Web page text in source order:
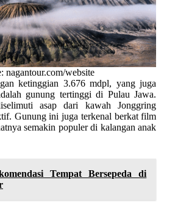
nagantour.com/website
ketinggian 3.676 mdpl, yang juga
gunung tertinggi di Pulau Jawa.
asap dari kawah Jonggring
Gunung ini juga terkenal berkat film
semakin populer di kalangan anak
Tempat Bersepeda di